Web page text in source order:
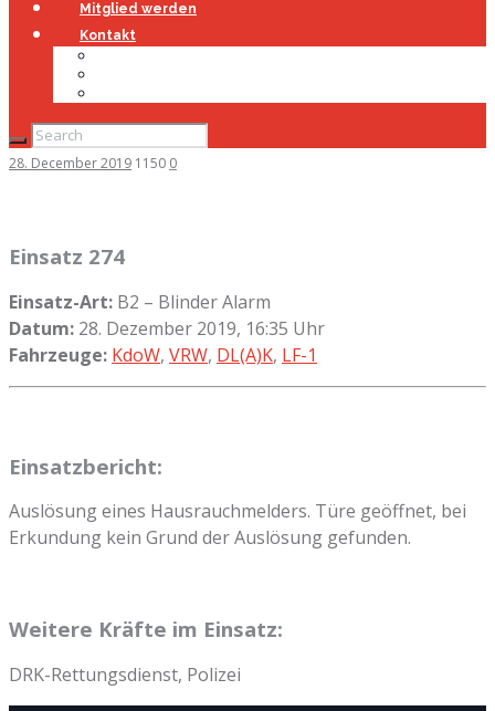
Mitglied werden
Kontakt
28. December 2019 1150 0
Einsatz 274
Einsatz-Art: B2 – Blinder Alarm
Datum: 28. Dezember 2019, 16:35 Uhr
Fahrzeuge: KdoW, VRW, DL(A)K, LF-1
Einsatzbericht:
Auslösung eines Hausrauchmelders. Türe geöffnet, bei
Erkundung kein Grund der Auslösung gefunden.
Weitere Kräfte im Einsatz:
DRK-Rettungsdienst, Polizei